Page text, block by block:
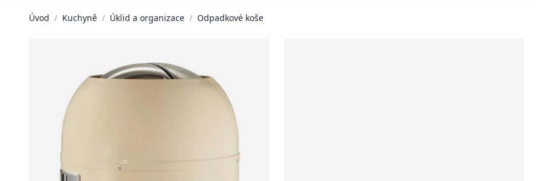
Úvod / Kuchyně / Úklid a organizace / Odpadkové koše